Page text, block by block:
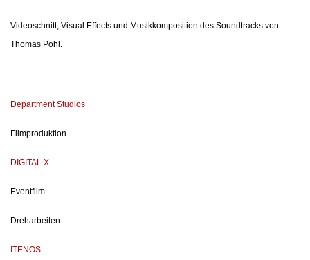
Videoschnitt, Visual Effects und Musikkomposition des Soundtracks von
Thomas Pohl.
Department Studios
Filmproduktion
DIGITAL X
Eventfilm
Dreharbeiten
ITENOS